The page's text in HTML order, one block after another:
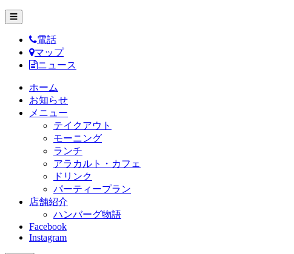
☰
電話
マップ
ニュース
ホーム
お知らせ
メニュー
テイクアウト
モーニング
ランチ
アラカルト・カフェ
ドリンク
パーティープラン
店舗紹介
ハンバーグ物語
Facebook
Instagram